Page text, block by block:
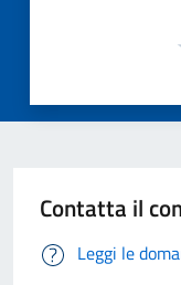
Contatta il
Leggi le